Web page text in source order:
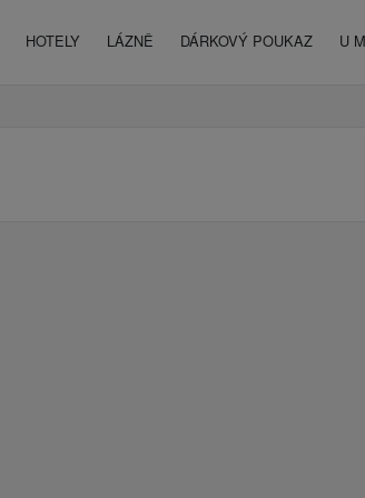
HOTELY LÁZNĚ DÁRKOVÝ POUKAZ U